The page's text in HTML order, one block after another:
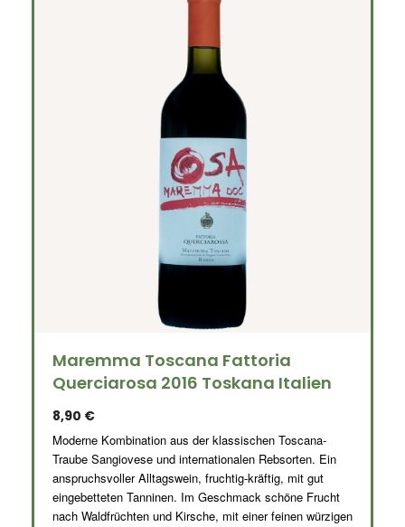
Maremma Toscana Fattoria
Querciarosa 2016 Toskana Italien
8,90 €
Moderne Kombination aus der klassischen Toscana-
Traube Sangiovese und internationalen Rebsorten. Ein
anspruchsvoller Alltagswein, fruchtig-kräftig, mit gut
eingebetteten Tanninen. Im Geschmack schöne Frucht
nach Waldfrüchten und Kirsche, mit einer feinen würzigen